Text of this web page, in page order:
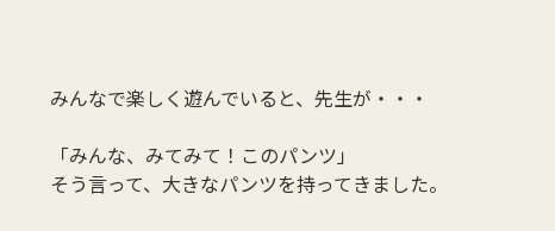
みんなで楽しく遊んでいると、先生が・・・
「みんな、みてみて！このパンツ」
そう言って、大きなパンツを持ってきました。